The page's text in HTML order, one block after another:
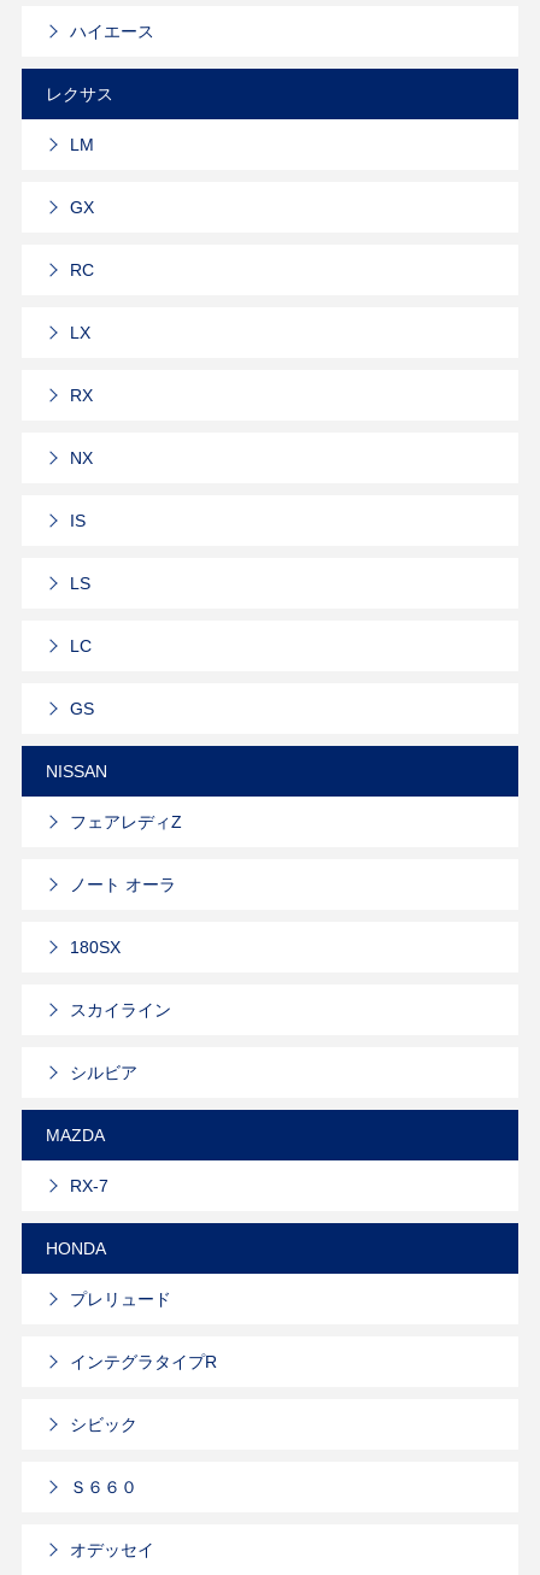
ハイエース
レクサス
LM
GX
RC
LX
RX
NX
IS
LS
LC
GS
NISSAN
フェアレディZ
ノート オーラ
180SX
スカイライン
シルビア
MAZDA
RX-7
HONDA
プレリュード
インテグラタイプR
シビック
Ｓ６６０
オデッセイ